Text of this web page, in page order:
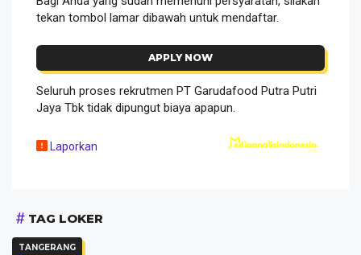
tekan tombol lamar dibawah untuk mendaftar.
APPLY NOW
Seluruh proses rekrutmen PT Garudafood Putra Putri
Jaya Tbk tidak dipungut biaya apapun.
Laporkan
TAG LOKER
TANGERANG